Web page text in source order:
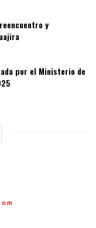
y
por el Ministerio de